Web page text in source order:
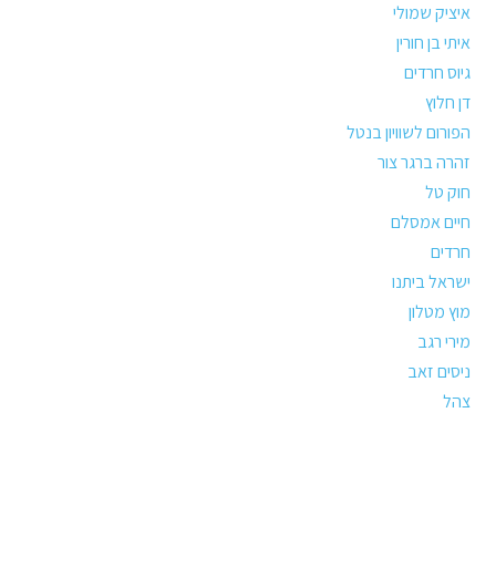
איציק שמולי
איתי בן חורין
גיוס חרדים
דן חלוץ
הפורום לשוויון בנטל
זהרה ברגר צור
חוק טל
חיים אמסלם
חרדים
ישראל ביתנו
מוץ מטלון
מירי רגב
ניסים זאב
צהל